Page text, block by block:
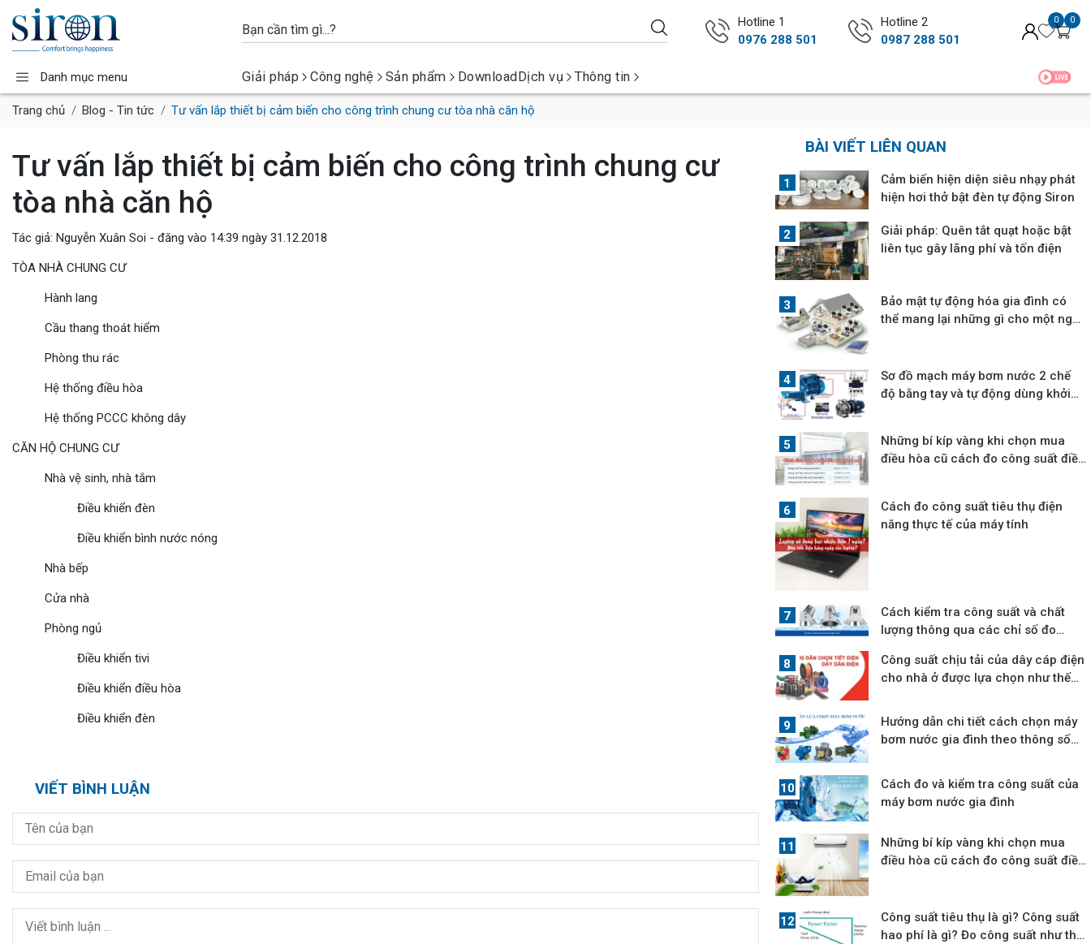
Hotline 1
0976 288 501
Hotline 2
0987 288 501
0 0
Danh mục menu Giải pháp Công nghệ Sản phẩm DownloadDịch vụ Thông tin
Trang chủ Blog - Tin tức Tư vấn lắp thiết bị cảm biến cho công trình chung cư tòa nhà căn hộ
Tư vấn lắp thiết bị cảm biến cho công trình chung cư
tòa nhà căn hộ
Tác giả: Nguyễn Xuân Soi - đăng vào 14:39 ngày 31.12.2018
TÒA NHÀ CHUNG CƯ
Hành lang
Cầu thang thoát hiểm
Phòng thu rác
Hệ thống điều hòa
Hệ thống PCCC không dây
CĂN HỘ CHUNG CƯ
Nhà vệ sinh, nhà tắm
Điều khiển đèn
Điều khiển bình nước nóng
Nhà bếp
Cửa nhà
Phòng ngủ
Điều khiển tivi
Điều khiển điều hòa
Điều khiển đèn
VIẾT BÌNH LUẬN
BÀI VIẾT LIÊN QUAN
Cảm biến hiện diện siêu nhạy phát
hiện hơi thở bật đèn tự động Siron
Giải pháp: Quên tắt quạt hoặc bật
liên tục gây lãng phí và tốn điện
Bảo mật tự động hóa gia đình có
thể mang lại những gì cho một ngôi
Sơ đồ mạch máy bơm nước 2 chế
độ bằng tay và tự động dùng khởi
Những bí kíp vàng khi chọn mua
điều hòa cũ cách đo công suất điều
Cách đo công suất tiêu thụ điện
năng thực tế của máy tính
Cách kiểm tra công suất và chất
lượng thông qua các chỉ số đo
Công suất chịu tải của dây cáp điện
cho nhà ở được lựa chọn như thế
Hướng dẫn chi tiết cách chọn máy
bơm nước gia đình theo thông số
Cách đo và kiểm tra công suất của
máy bơm nước gia đình
Những bí kíp vàng khi chọn mua
điều hòa cũ cách đo công suất điều
Công suất tiêu thụ là gì? Công suất
hao phí là gì? Đo công suất như thế